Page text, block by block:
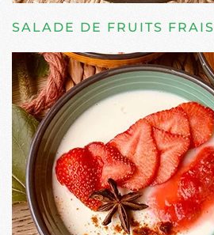
SALADE DE FRUITS FRAIS